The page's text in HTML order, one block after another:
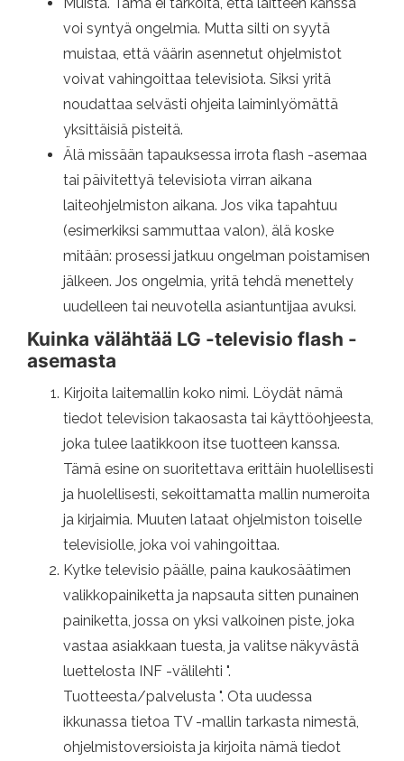
voi syntyä ongelmia. Mutta silti on syytä
muistaa, että väärin asennetut ohjelmistot
voivat vahingoittaa televisiota. Siksi yritä
noudattaa selvästi ohjeita laiminlyömättä
yksittäisiä pisteitä.
Älä missään tapauksessa irrota flash -asemaa
tai päivitettyä televisiota virran aikana
laiteohjelmiston aikana. Jos vika tapahtuu
(esimerkiksi sammuttaa valon), älä koske
mitään: prosessi jatkuu ongelman poistamisen
jälkeen. Jos ongelmia, yritä tehdä menettely
uudelleen tai neuvotella asiantuntijaa avuksi.
Kuinka välähtää LG -televisio flash -
asemasta
Kirjoita laitemallin koko nimi. Löydät nämä
tiedot television takaosasta tai käyttöohjeesta,
joka tulee laatikkoon itse tuotteen kanssa.
Tämä esine on suoritettava erittäin huolellisesti
ja huolellisesti, sekoittamatta mallin numeroita
ja kirjaimia. Muuten lataat ohjelmiston toiselle
televisiolle, joka voi vahingoittaa.
Kytke televisio päälle, paina kaukosäätimen
valikkopainiketta ja napsauta sitten punainen
painiketta, jossa on yksi valkoinen piste, joka
vastaa asiakkaan tuesta, ja valitse näkyvästä
luettelosta INF -välilehti ".
Tuotteesta/palvelusta ". Ota uudessa
ikkunassa tietoa TV -mallin tarkasta nimestä,
ohjelmistoversioista ja kirjoita nämä tiedot